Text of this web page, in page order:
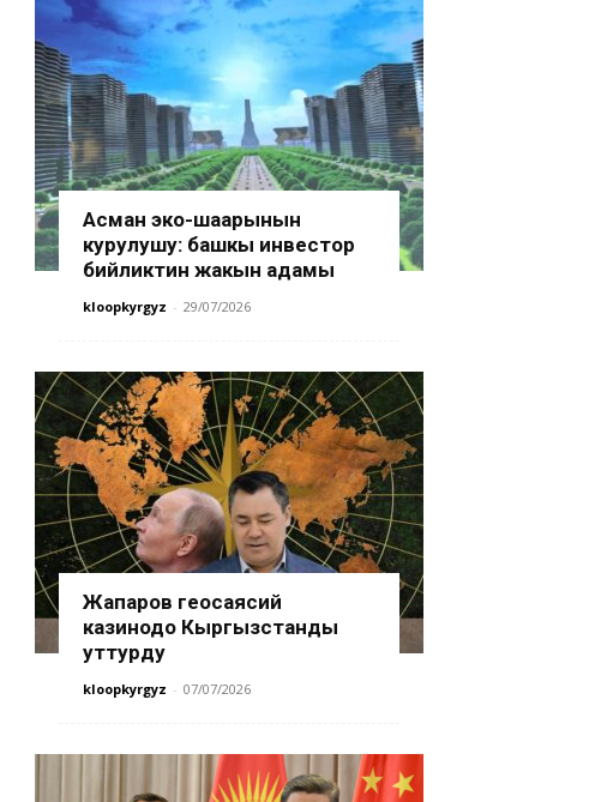
Асман эко-шаарынын
курулушу: башкы инвестор
бийликтин жакын адамы
kloopkyrgyz - 29/07/2026
Жапаров геосаясий
казинодо Кыргызстанды
уттурду
kloopkyrgyz - 07/07/2026